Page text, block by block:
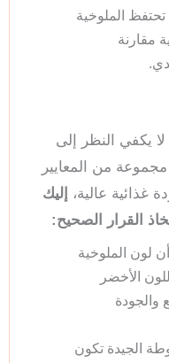
تحتفظ الملوخية
مقارنة
يكفي النظر إلى
من المعايير
عالية، إليك
القرار الصحيح:
لون الملوخية
الأخضر
والجودة
الجيدة تكون